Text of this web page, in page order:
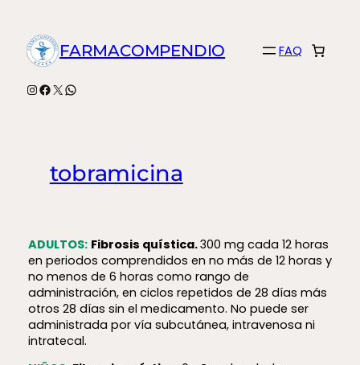
contenidoFARMACOMPENDIO FAQ
Instagram
Facebook
X WhatsApp
tobramicina
ADULTOS: Fibrosis quística.300 mg cada 12 horas
en periodos comprendidos en no más de 12 horas y
no menos de 6 horas como rango de
administración, en ciclos repetidos de 28 días más
otros 28 días sin el medicamento. No puede ser
administrada por vía subcutánea, intravenosa ni
intratecal.